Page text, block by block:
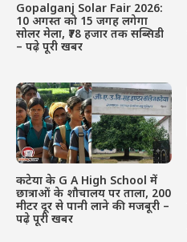
Gopalganj Solar Fair 2026:
10 अगस्त को 15 जगह लगेगा
सोलर मेला, ₹78 हजार तक सब्सिडी
– पढ़े पूरी खबर
कटेया के G A High School में
छात्राओं के शौचालय पर ताला, 200
मीटर दूर से पानी लाने की मजबूरी –
पढ़े पूरी खबर